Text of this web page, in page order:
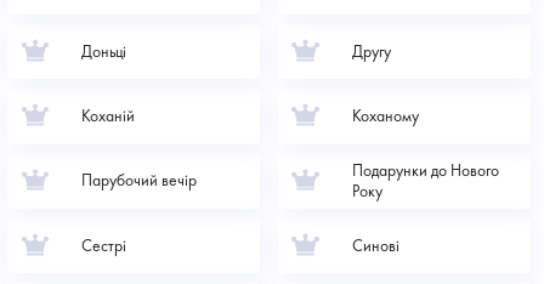
Доньці Другу
Коханій Коханому
Парубочий вечір
Подарунки до Нового
Року
Сестрі Синові